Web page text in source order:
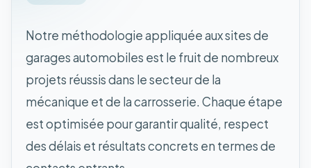
Notre méthodologie appliquée aux sites de
garages automobiles est le fruit de nombreux
projets réussis dans le secteur de la
mécanique et de la carrosserie. Chaque étape
est optimisée pour garantir qualité, respect
des délais et résultats concrets en termes de